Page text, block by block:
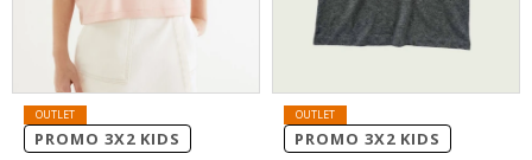
PROMO 3X2 KIDS PROMO 3X2 KIDS